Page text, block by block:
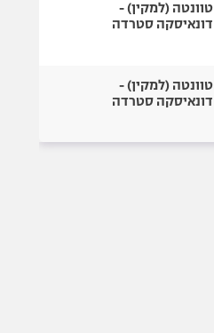
טוונטה (למקין) -
דונאיסקה סטרדה
טוונטה (למקין) -
דונאיסקה סטרדה